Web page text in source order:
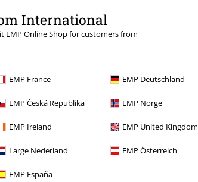
International
EMP Online Shop for customers from
EMP France EMP Deutschland
EMP Česká Republika EMP Norge
EMP Ireland EMP United Kingdom
Large Nederland EMP Österreich
EMP España